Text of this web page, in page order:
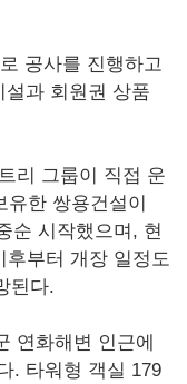
공사를 진행하고
설과 회원권 상품
리 그룹이 직접 운
한 쌍용건설이
순 시작했으며, 현
후부터 개장 일정도
된다.
연화해변 인근에
. 타워형 객실 179